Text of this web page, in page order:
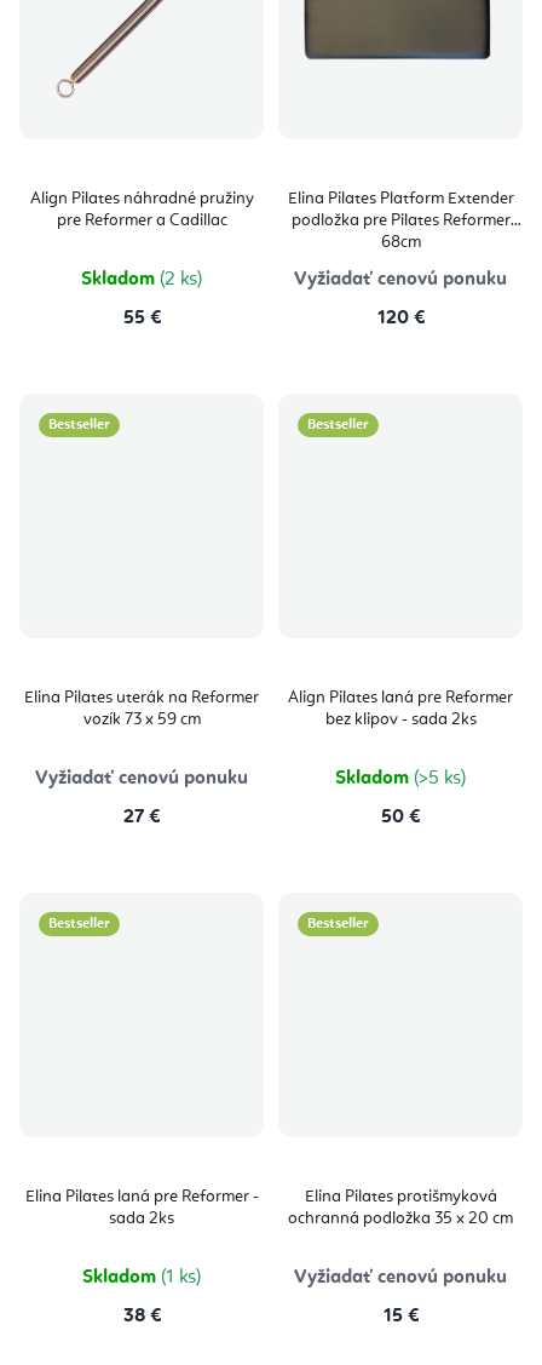
Align Pilates náhradné pružiny
pre Reformer a Cadillac
Skladom (2 ks)
55 €
Elina Pilates Platform Extender
podložka pre Pilates Reformer
68cm
Vyžiadať cenovú ponuku
120 €
Bestseller
Elina Pilates uterák na Reformer
vozík 73 x 59 cm
Vyžiadať cenovú ponuku
27 €
Bestseller
Align Pilates laná pre Reformer
bez klipov - sada 2ks
Skladom (>5 ks)
50 €
Bestseller
Elina Pilates laná pre Reformer -
sada 2ks
Skladom (1 ks)
38 €
Bestseller
Elina Pilates protišmyková
ochranná podložka 35 x 20 cm
Vyžiadať cenovú ponuku
15 €